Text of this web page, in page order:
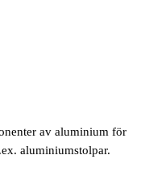
av aluminium för
aluminiumstolpar.